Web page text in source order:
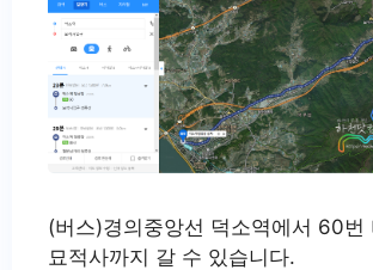
(버스)경의중앙선 덕소역에서 60번
묘적사까지 갈 수 있습니다.